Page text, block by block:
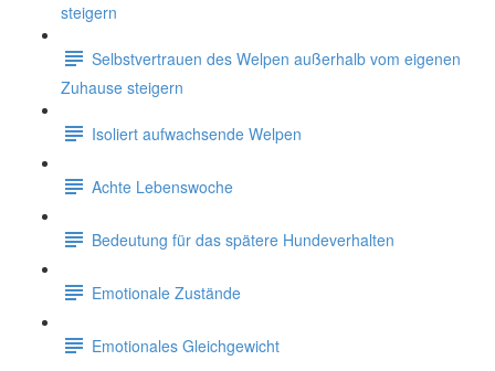
steigern
Selbstvertrauen des Welpen außerhalb vom eigenen
Zuhause steigern
Isoliert aufwachsende Welpen
Achte Lebenswoche
Bedeutung für das spätere Hundeverhalten
Emotionale Zustände
Emotionales Gleichgewicht